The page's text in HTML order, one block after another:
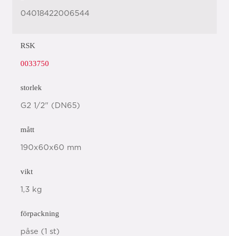
04018422006544
RSK
0033750
storlek
G2 1/2" (DN65)
mått
190x60x60 mm
vikt
1,3 kg
förpackning
påse (1 st)